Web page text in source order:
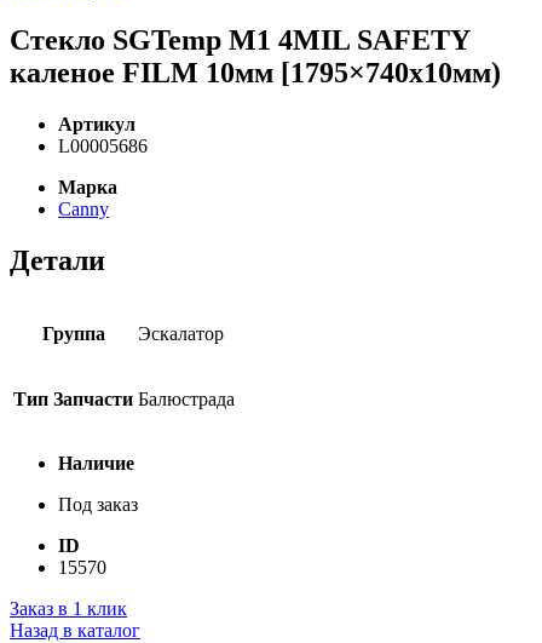
Стекло SGTemp М1 4MIL SAFETY
каленое FILM 10мм [1795×740х10мм)
Артикул
L00005686
Марка
Canny
Детали
Группа Эскалатор
Тип Запчасти Балюстрада
Наличие
Под заказ
ID
15570
Заказ в 1 клик
Назад в каталог